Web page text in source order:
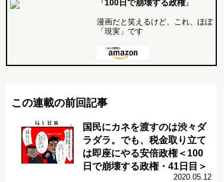
『100日で崩壊する政権』
漫画だと笑えるけど、これ、ほぼ
「現実」です
この連載の前回記事
国民にカネを渡すのは渋々ダ
ラダラ。でも、税金取り立て
は即座にやる安倍政権＜100
日で崩壊する政権・41日目＞
2020.05.12